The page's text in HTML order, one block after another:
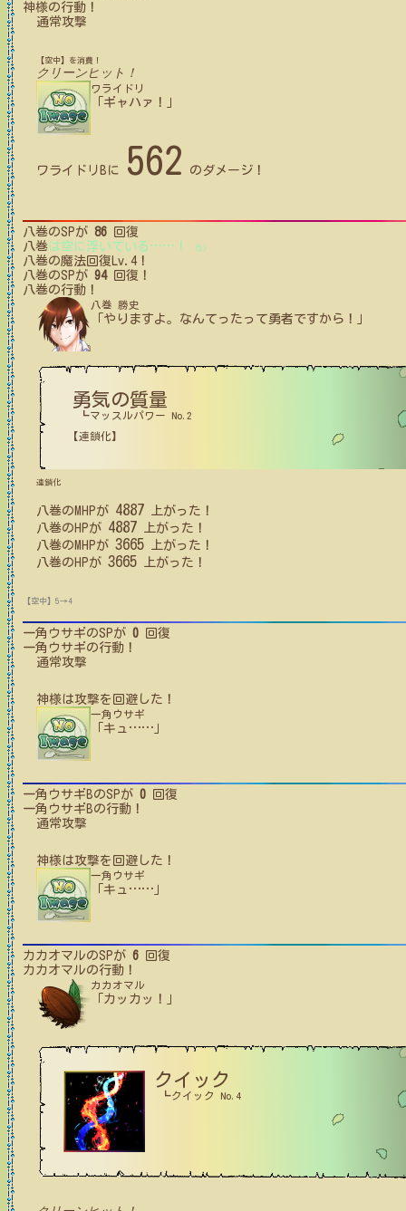
神様の行動！
通常攻撃
【空中】を消費！
クリーンヒット！
ワライドリ
「ギャハァ！」
ワライドリB に 562 のダメージ！
八巻のSPが 86 回復
八巻 は空に浮いている …… ！ (5)
八巻の魔法回復Lv.4！
八巻のSPが 94回復！
八巻の行動！
八巻 勝史
「やりますよ。なんてったって勇者ですから！」
勇気の質量
┗マッスルパワー No.2
【連鎖化】
連鎖化
八巻の MHPが 4887 上がった！
八巻の HPが 4887 上がった！
八巻の MHPが 3665 上がった！
八巻の HPが 3665 上がった！
【空中】5→4
一角ウサギのSPが 0 回復
一角ウサギの行動！
通常攻撃
神様は攻撃を回避した！
一角ウサギ
「キュ ……
一角ウサギBのSPが 0 回復
一角ウサギBの行動！
通常攻撃
神様は攻撃を回避した！
一角ウサギ
「キュ ……
カカオマルのSPが 6 回復
カカオマルの行動！
カカオマル
「カッカッ！」
クイック
┗クイック No.4